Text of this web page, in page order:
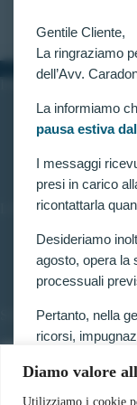
Diamo valore
Utilizziamo i cookie
Gentile Cliente,
La ringraziamo
dell’Avv.
La informiamo
pausa estiva
I messaggi
presi in carico
ricontattarla
Desideriamo
agosto, opera la
processuali
Pertanto, nella
ricorsi,
sospesi.
Home
Chi siamo
LINK UTILI
Prenota
Privacy e
SERVIZI
Forze armate e
Concorsi pubblici
Pubblico impiego